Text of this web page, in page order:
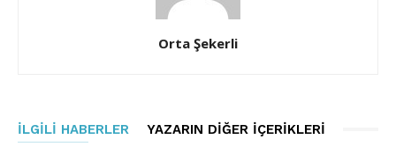
Orta Şekerli
İLGILI HABERLER YAZARIN DIĞER İÇERIKLERI